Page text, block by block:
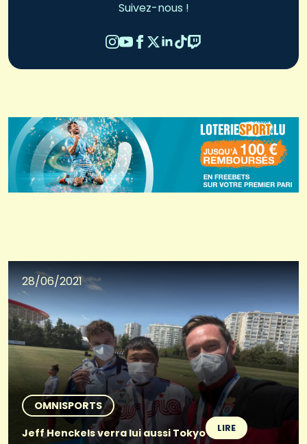
Suivez-nous !
28/06/2021
OMNISPORTS
Jeff Henckels verra lui aussi Tokyo
LIRE